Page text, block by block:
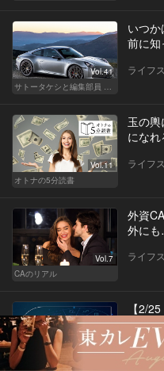
Vol.41
サトータケシと編集部員 船山の"CAR GENTSへの道"
いつ
前に知
ライフ
Vol.11
オトナの5分読書
玉の
になれ
ライフ
Vol.7
CAのリアル
外資
外に
ライフ
【2/
雰囲
ライフ